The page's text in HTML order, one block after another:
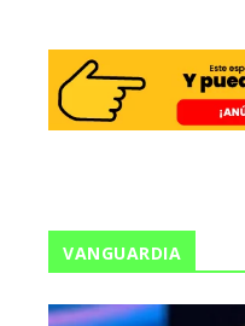
VANGUARDIA